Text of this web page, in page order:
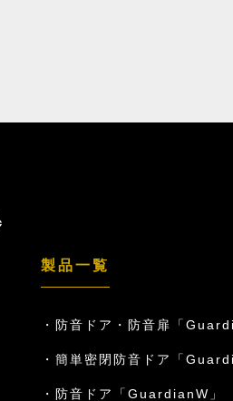
製品一覧
防音ドア・防音扉「
簡単密閉防音ドア「
防音ドア「GuardianW」